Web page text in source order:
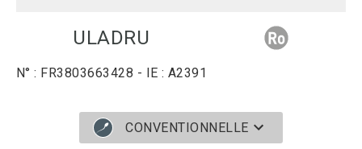
ULADRU
N° : FR3803663428 - IE : A2391
CONVENTIONNELLE